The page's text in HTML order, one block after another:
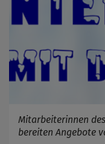
Mitarbeiterinnen
bereiten Angebote